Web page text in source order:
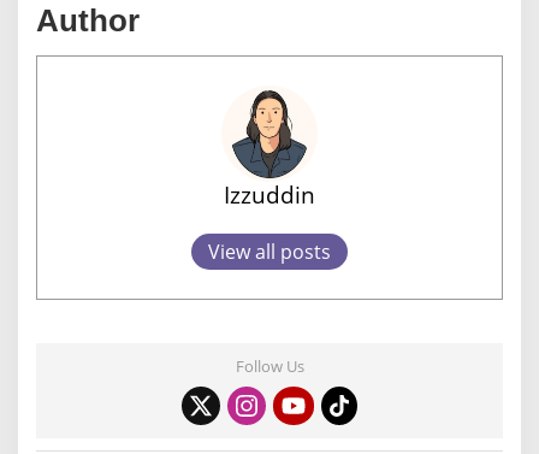
Author
Izzuddin
View all posts
Follow Us